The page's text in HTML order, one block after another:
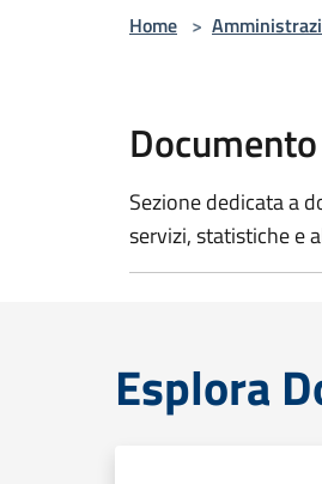
Home >
Sezione dedicata a
servizi, statistiche e
Esplora